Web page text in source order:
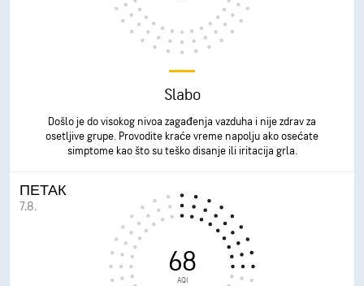
Slabo
Došlo je do visokog nivoa zagađenja vazduha i nije zdrav za
osetljive grupe. Provodite kraće vreme napolju ako osećate
simptome kao što su teško disanje ili iritacija grla.
ПЕТАК
7.8.
68
AQI